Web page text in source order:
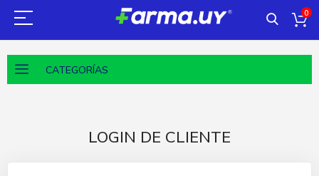
0
CATEGORÍAS
LOGIN DE CLIENTE